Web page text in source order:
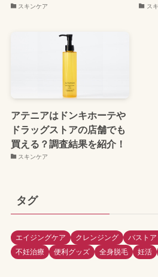
スキンケア ス
アテニアはドンキホーテや
ドラッグストアの店舗でも
買える？調査結果を紹介！
スキンケア
タグ
エイジングケア クレンジング バスト
不妊治療
便利グッズ 全身脱毛 妊活